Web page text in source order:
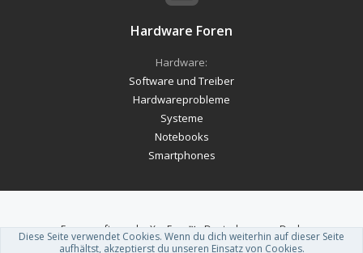
Hardware Foren
Hardware:
Software und Treiber
Hardwareprobleme
Systeme
Notebooks
Smartphones
Forum software by XenForo™-Deutsch von xenDach
Theme designed byThemeHouse .
Diese Seite verwendet Cookies. Wenn du dich weiterhin auf dieser Seite
aufhältst, akzeptierst du unseren Einsatz von Cookies.